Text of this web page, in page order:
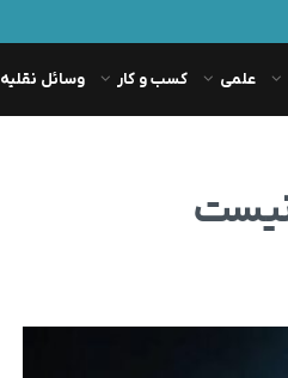
علمی کسب و کار وسائل نقلیه